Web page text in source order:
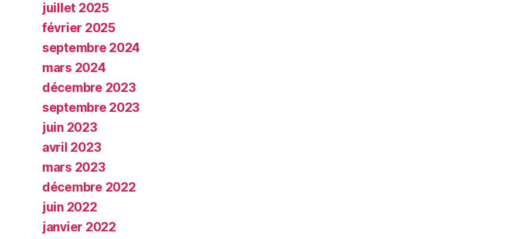
juillet 2025
février 2025
septembre 2024
mars 2024
décembre 2023
septembre 2023
juin 2023
avril 2023
mars 2023
décembre 2022
juin 2022
janvier 2022